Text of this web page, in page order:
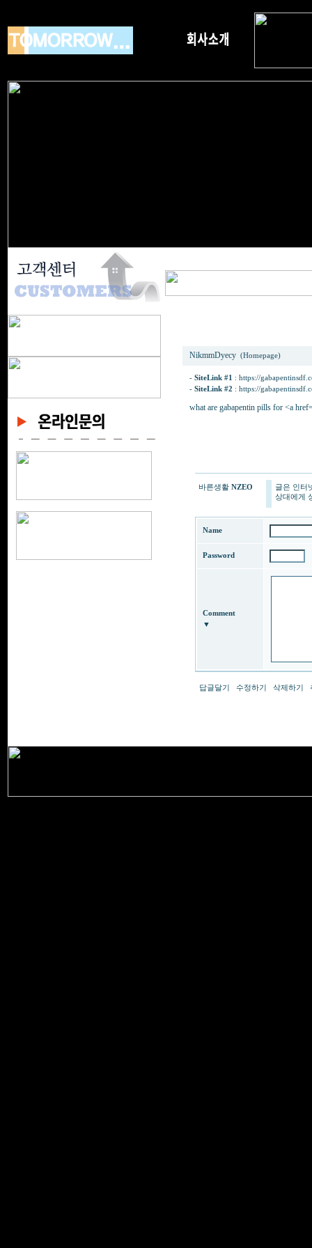
NikmmDyecy (Homepage)
- SiteLink #1 : https://
- SiteLink #2 : https://
what are gabapentin pills for <a
바른생활 NZEO
글은 인터
상대에게
Name
Password
Comment
▼
답글달기 수정하기 삭제하기